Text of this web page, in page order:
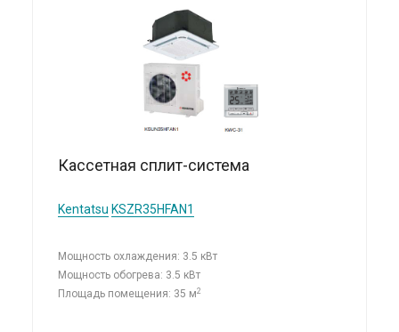
Кассетная сплит-система
Kentatsu KSZR35HFAN1
Мощность охлаждения: 3.5 кВт
Мощность обогрева: 3.5 кВт
Площадь помещения: 35 м2